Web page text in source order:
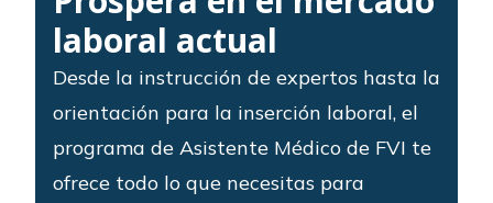
laboral actual
Desde la instrucción de expertos hasta la
orientación para la inserción laboral, el
programa de Asistente Médico de FVI te
ofrece todo lo que necesitas para